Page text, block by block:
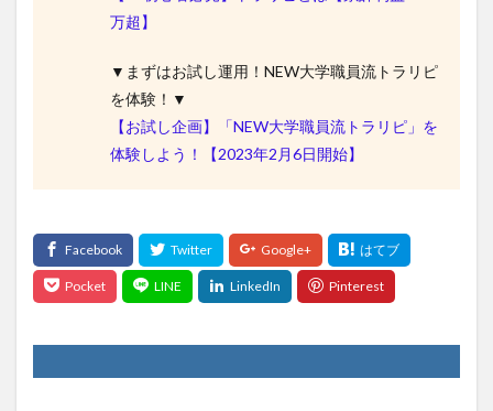
万超】
▼まずはお試し運用！NEW大学職員流トラリピ
を体験！▼
【お試し企画】「NEW大学職員流トラリピ」を
体験しよう！【2023年2月6日開始】